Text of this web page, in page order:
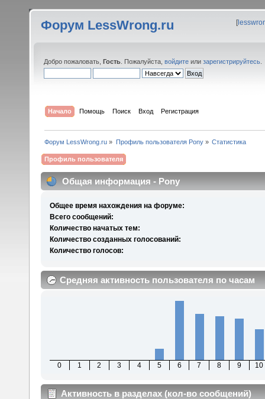
Форум LessWrong.ru [
Добро пожаловать, Гость . Пожалуйста, войдите или зарегистрируйтесь
Начало Помощь Поиск Вход Регистрация
Форум LessWrong.ru » Профиль пользователя Pony» Статистика
Профиль пользователя
Общая информация - Pony
Общее время нахождения на форуме:
Всего сообщений:
Количество начатых тем:
Количество созданных голосований:
Количество голосов:
Средняя активность пользователя по часам
0 1 2 3 4 5 6 7 8 9 10
Активность в разделах (кол-во сообщений)